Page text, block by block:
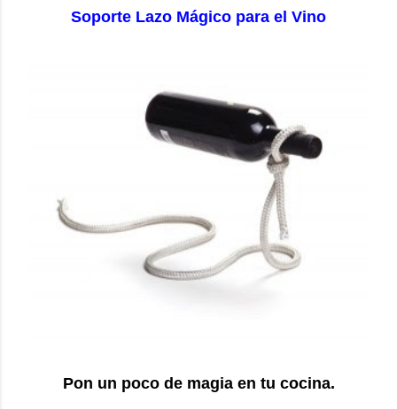
Soporte Lazo Mágico para el Vino
Pon un poco de magia en tu cocina.